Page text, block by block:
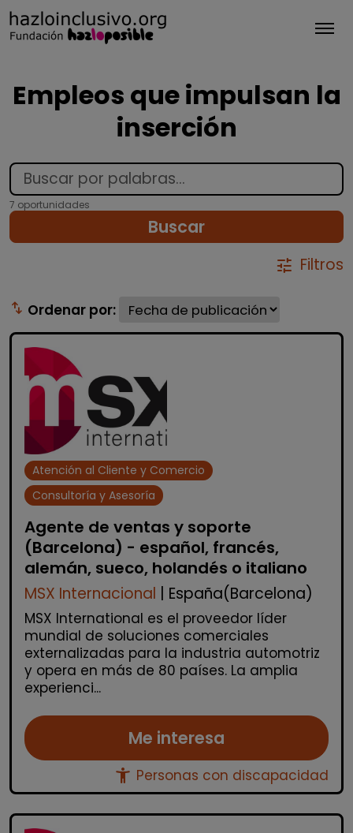
Empleos que impulsan la
inserción
7 oportunidades
Buscar
tune Filtros
swap_vert Ordenar por:
Atención al Cliente y Comercio
Consultoría y Asesoría
Agente de ventas y soporte
(Barcelona) - español, francés,
alemán, sueco, holandés o italiano
MSX Internacional | España(Barcelona)
MSX International es el proveedor líder
mundial de soluciones comerciales
externalizadas para la industria automotriz
y opera en más de 80 países. La amplia
experienci...
Me interesa
accessibility_new Personas con discapacidad